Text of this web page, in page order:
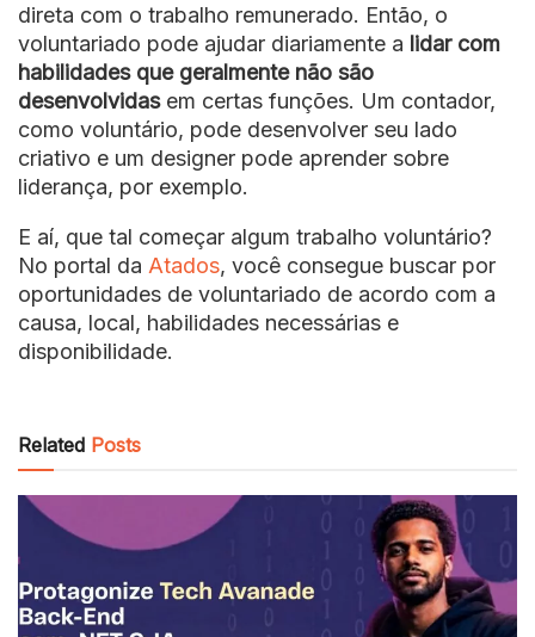
direta com o trabalho remunerado. Então, o
voluntariado pode ajudar diariamente a lidar com
habilidades que geralmente não são
desenvolvidasem certas funções. Um contador,
como voluntário, pode desenvolver seu lado
criativo e um designer pode aprender sobre
liderança, por exemplo.
E aí, que tal começar algum trabalho voluntário?
No portal da Atados, você consegue buscar por
oportunidades de voluntariado de acordo com a
causa, local, habilidades necessárias e
disponibilidade.
Related Posts